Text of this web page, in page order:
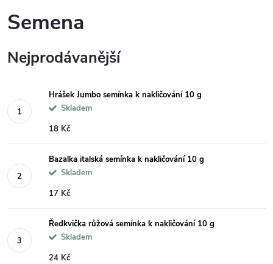
Semena
Nejprodávanější
Hrášek Jumbo semínka k nakličování 10 g
Skladem
18 Kč
Bazalka italská semínka k nakličování 10 g
Skladem
17 Kč
Ředkvička růžová semínka k nakličování 10 g
Skladem
24 Kč